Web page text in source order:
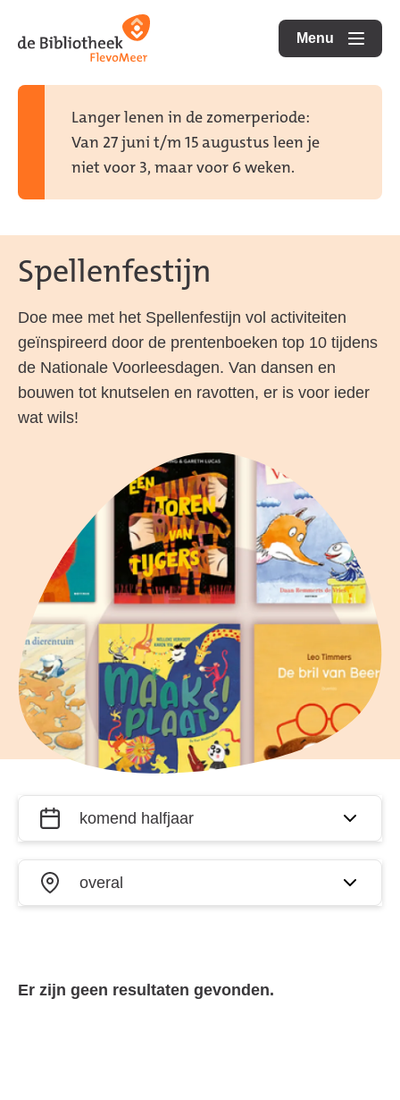
direct
direct
naar
Menu
openen
Langer lenen in de zomerperiode:
Van 27 juni t/m 15 augustus leen je
niet voor 3, maar voor 6 weken.
Spellenfestijn
Doe mee met het Spellenfestijn vol activiteiten
geïnspireerd door de prentenboeken top 10 tijdens
de Nationale Voorleesdagen. Van dansen en
bouwen tot knutselen en ravotten, er is voor ieder
wat wils!
Filter
activiteiten
op datum
en plaats
Wanneer?
Waar?
Er zijn geen resultaten gevonden.